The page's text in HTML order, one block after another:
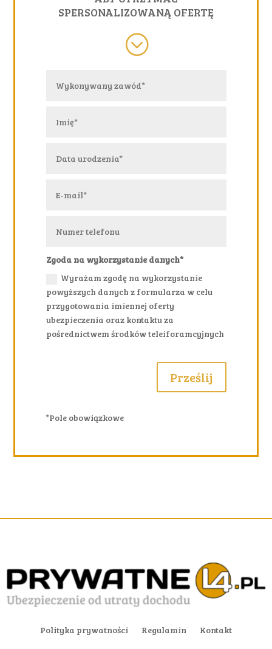
SPERSONALIZOWANĄ OFERTĘ
;
Zgoda na wykorzystanie danych*
Wyrażam zgodę na wykorzystanie
powyższych danych z formularza w celu
przygotowania imiennej oferty
ubezpieczenia oraz kontaktu za
pośrednictwem środków teleiforamcyjnych
Prześlij
*Pole obowiązkowe
Polityka prywatności Regulamin Kontakt